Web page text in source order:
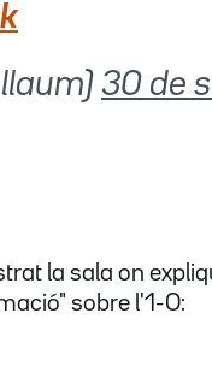
30 de
la sala on
sobre l'1-O: